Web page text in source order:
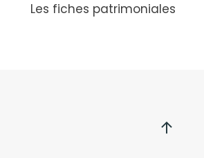
Les fiches patrimoniales